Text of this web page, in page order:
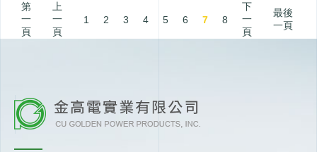
第
一
頁
上
一
頁
1 2 3 4 5 6 7 8
下
一
頁
最後
一頁